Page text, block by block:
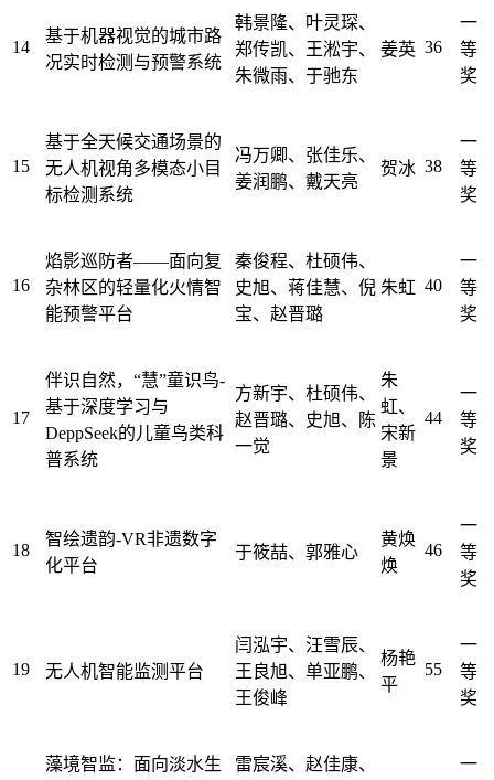
14
基于机器视觉的城市路
况实时检测与预警系统
韩景隆、叶灵琛、
郑传凯、王淞宇、
朱微雨、于驰东
姜英 36
一
等
奖
15
基于全天候交通场景的
无人机视角多模态小目
标检测系统
冯万卿、张佳乐、
姜润鹏、戴天亮
贺冰 38
一
等
奖
16
焰影巡防者——面向复
杂林区的轻量化火情智
能预警平台
秦俊程、杜硕伟、
史旭、蒋佳慧、倪
宝、赵晋璐
朱虹 40
一
等
奖
17
伴识自然，“慧”童识鸟-
基于深度学习与
DeppSeek的儿童鸟类科
普系统
方新宇、杜硕伟、
赵晋璐、史旭、陈
一觉
朱
虹、
宋新
景
44
一
等
奖
18
智绘遗韵-VR非遗数字
化平台
于筱喆、郭雅心
黄焕
焕
46
一
等
奖
19 无人机智能监测平台
闫泓宇、汪雪辰、
王良旭、单亚鹏、
王俊峰
杨艳
平
55
一
等
奖
藻境智监：面向淡水生
雷宸溪、赵佳康、
一